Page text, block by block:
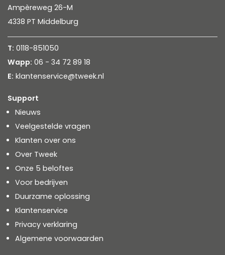
Ampèreweg 26-M
4338 PT Middelburg
T: 0118-851050
Wapp: 06 - 34 72 89 18
E: klantenservice@tweek.nl
Support
Nieuws
Veelgestelde vragen
Klanten over ons
Over Tweek
Onze 5 beloftes
Voor bedrijven
Duurzame oplossing
Klantenservice
Privacy verklaring
Algemene voorwaarden